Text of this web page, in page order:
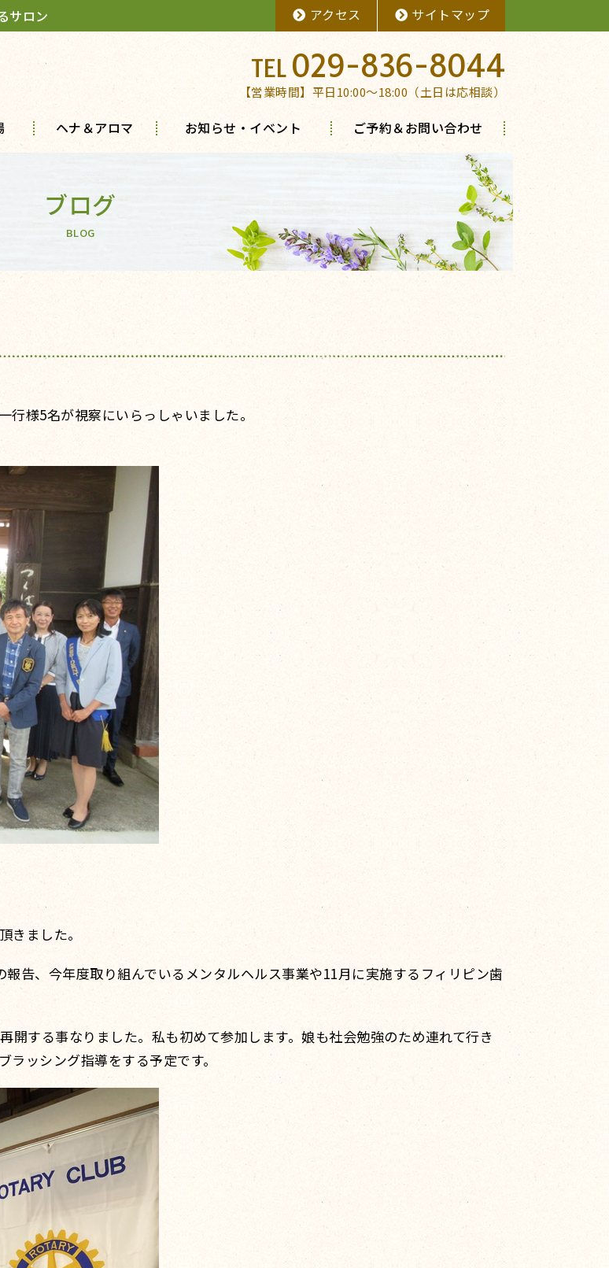
サロン アクセス サイトマップ
029-836-8044
【営業時間】平日10:00～18:00（土日は応相談）
ヘナ＆アロマ お知らせ・イベント ご予約＆お問い合わせ
ブログ
BLOG
様5名が視察にいらっしゃいました。
きました。
告、今年度取り組んでいるメンタルヘルス事業や11月に実施するフィリピン歯
開する事なりました。私も初めて参加します。娘も社会勉強のため連れて行き
ッシング指導をする予定です。